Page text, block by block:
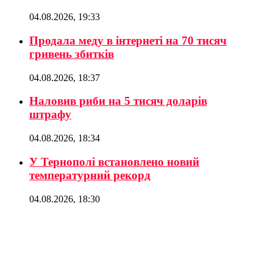
04.08.2026, 19:33
Продала меду в інтернеті на 70 тисяч
гривень збитків
04.08.2026, 18:37
Наловив риби на 5 тисяч доларів
штрафу
04.08.2026, 18:34
У Тернополі встановлено новий
температурний рекорд
04.08.2026, 18:30